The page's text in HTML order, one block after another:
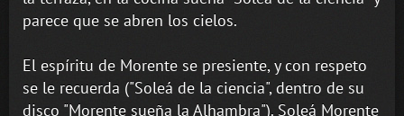
parece que se abren los cielos.
El espíritu de Morente se presiente, y con respeto
se le recuerda ("Soleá de la ciencia", dentro de su
disco "Morente sueña la Alhambra"). Soleá Morente